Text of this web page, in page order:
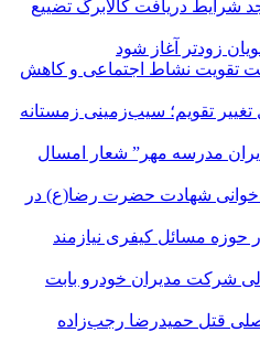
شرایط دریافت کالابرگ تضییع
زودتر آغاز شود
تقویت نشاط اجتماعی و کاهش
تقویم؛ سیب‌زمینی زمستانه
مدرسه مهر” شعار امسال
شهادت حضرت رضا(ع) در
مسائل کیفری نیازمند
ریالی شرکت مدیران خودرو بابت
قتل حمیدرضا رجب‌زاده